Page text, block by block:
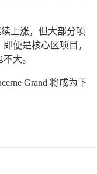
上涨，但大部分项
即便是核心区项目，
大。
Grand 将成为下